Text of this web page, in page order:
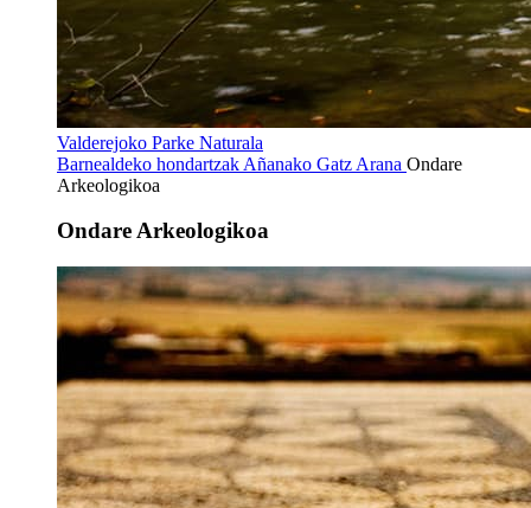
Valderejoko Parke Naturala
Barnealdeko hondartzak Añanako Gatz Arana Ondare
Arkeologikoa
Ondare Arkeologikoa